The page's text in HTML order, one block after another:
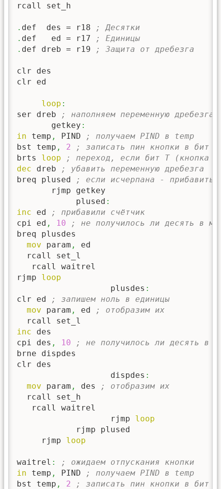
rcall set_h
. def  des = r18
; Десятки
. def   ed = r17
; Единицы
. def dreb = r19 ; Защита от дребезга
clr des
clr ed
loop :
ser dreb
; наполняем переменную дребезга
       getkey
:
in temp , PIND
; получаем PIND в temp
bst temp , 2
; записать пин кнопки в бит T
brts loop
; переход, если бит T (кнопка
dec dreb
; убавить переменную дребезга
breq plused
; если исчерпана - прибавить
       rjmp getkey
            plused
:
inc ed
; прибавили счётчик
cpi ed , 10
; не получилось ли десять в
breq plusdes
mov param ,
ed
  rcall set_l
   rcall waitrel
rjmp loop
                   plusdes
:
clr ed
; запишем ноль в единицы
mov param , ed
; отобразим их
inc des
cpi des , 10
; не получилось ли десять в
brne dispdes
clr des
                   dispdes
:
mov param , des
; отобразим их
  rcall set_h
   rcall waitrel
                   rjmp
loop
            rjmp plused
     rjmp
loop
waitrel :
; ожидаем отпускания кнопки
in temp , PIND
; получаем PIND в temp
bst temp , 2
; записать пин кнопки в бит T